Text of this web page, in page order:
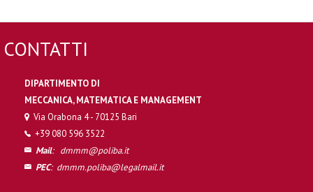
CONTATTI
DIPARTIMENTO DI
MECCANICA, MATEMATICA E MANAGEMENT
Via Orabona 4 - 70125 Bari
+39 080 596 3522
Mail: dmmm@poliba.it
PEC: dmmm.poliba@legalmail.it